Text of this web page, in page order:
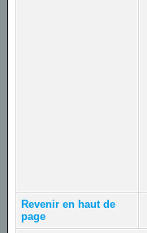
Revenir en haut de
page